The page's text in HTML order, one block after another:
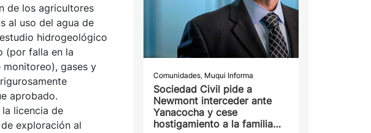
de los agricultores
al uso del agua de
hidrogeológico
(por falla en la
gases y
aprobado.
licencia de
exploración al
Comunidades, Muqui Informa
Sociedad Civil pide a
Newmont interceder ante
Yanacocha y cese
hostigamiento a la familia